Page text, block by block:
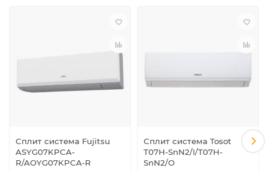
Сплит система Fujitsu
ASYG07KPCA-
R/AOYG07KPCA-R
Сплит система Tosot
T07H-SnN2/I/T07H-
SnN2/O